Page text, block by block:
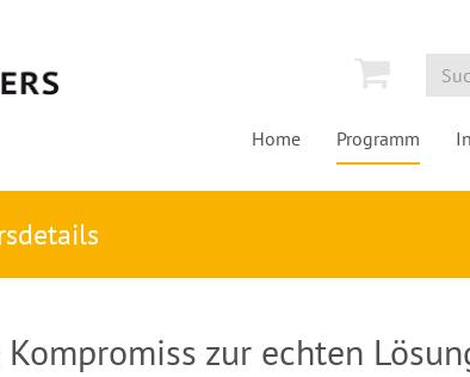
Home Programm
zur echten